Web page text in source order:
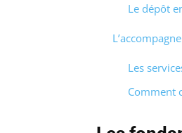
Le dépôt
Les
Comment